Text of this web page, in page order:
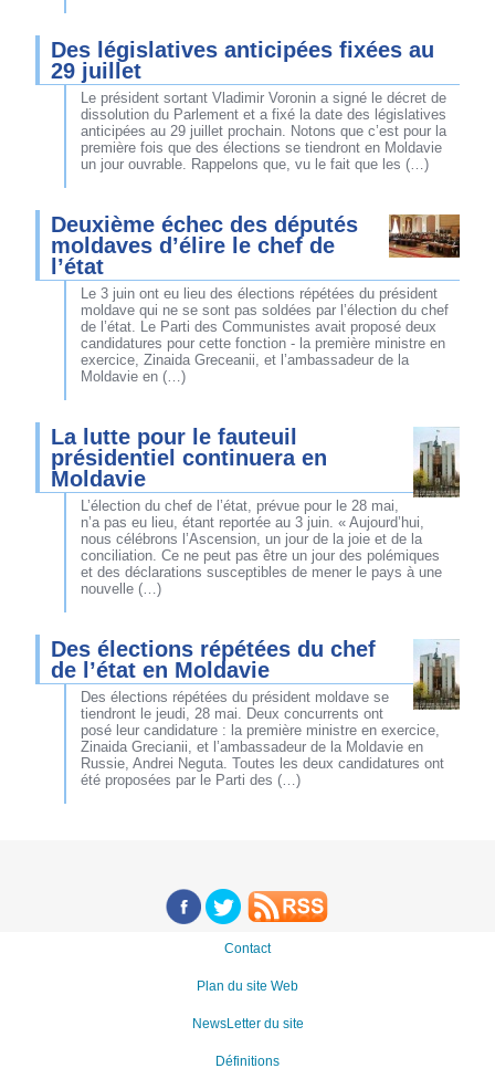
Des législatives anticipées fixées au
29 juillet
Le président sortant Vladimir Voronin a signé le décret de
dissolution du Parlement et a fixé la date des législatives
anticipées au 29 juillet prochain. Notons que c’est pour la
première fois que des élections se tiendront en Moldavie
un jour ouvrable. Rappelons que, vu le fait que les (…)
Deuxième échec des députés
moldaves d’élire le chef de
l’état
Le 3 juin ont eu lieu des élections répétées du président
moldave qui ne se sont pas soldées par l’élection du chef
de l’état. Le Parti des Communistes avait proposé deux
candidatures pour cette fonction - la première ministre en
exercice, Zinaida Greceanii, et l’ambassadeur de la
Moldavie en (…)
La lutte pour le fauteuil
présidentiel continuera en
Moldavie
L’élection du chef de l’état, prévue pour le 28 mai,
n’a pas eu lieu, étant reportée au 3 juin. « Aujourd’hui,
nous célébrons l’Ascension, un jour de la joie et de la
conciliation. Ce ne peut pas être un jour des polémiques
et des déclarations susceptibles de mener le pays à une
nouvelle (…)
Des élections répétées du chef
de l’état en Moldavie
Des élections répétées du président moldave se
tiendront le jeudi, 28 mai. Deux concurrents ont
posé leur candidature : la première ministre en exercice,
Zinaida Grecianii, et l’ambassadeur de la Moldavie en
Russie, Andrei Neguta. Toutes les deux candidatures ont
été proposées par le Parti des (…)
Contact
Plan du site Web
NewsLetter du site
Définitions